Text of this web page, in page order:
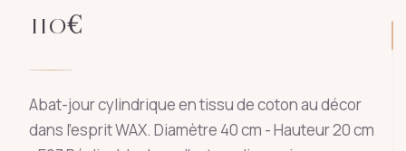
110€
Abat-jour cylindrique en tissu de coton au décor
dans l'esprit WAX. Diamètre 40 cm - Hauteur 20 cm